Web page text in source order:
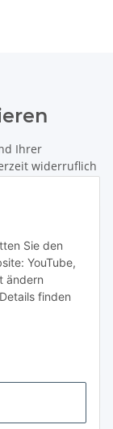
Sie den
YouTube,
ändern
finden
Ihrer
widerruflich
per E-Mail zu.